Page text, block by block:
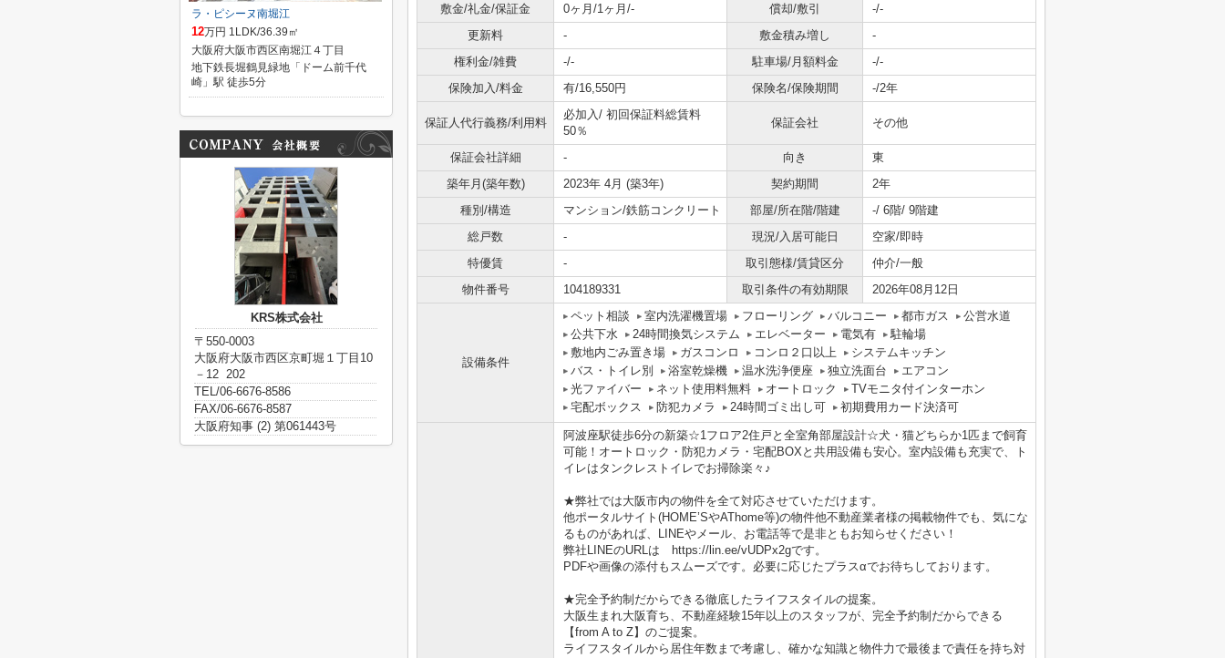
敷金/礼金/保証金
0ヶ月/1ヶ月/- 償却/敷引
-/-
更新料
- 敷金積み増し
-
権利金/雑費
-/- 駐車場/月額料金
-/-
保険加入/料金
有/16,550円 保険名/保険期間 -/2年
保証人代行義務/利用料
必加入/ 初回保証料総賃料
50％
保証会社 その他
保証会社詳細 - 向き
東
築年月(築年数)
2023年 4月 (築3年) 契約期間
2年
種別/構造
マンション/鉄筋コンクリート 部屋/所在階/階建
-/ 6階/ 9階建
総戸数
- 現況/入居可能日
空家/即時
特優賃
- 取引態様/賃貸区分
仲介/一般
物件番号
104189331 取引条件の有効期限 2026年08月12日
設備条件
ペット相談 室内洗濯機置場 フローリング バルコニー 都市ガス
公営水道
公共下水
24時間換気システム エレベーター 電気有
駐輪場
敷地内ごみ置き場
ガスコンロ コンロ２口以上
システムキッチン
バス・トイレ別
浴室乾燥機 温水洗浄便座 独立洗面台
エアコン
光ファイバー
ネット使用料無料 オートロック
TVモニタ付インターホン
宅配ボックス
防犯カメラ 24時間ゴミ出し可 初期費用カード決済可
阿波座駅徒歩6分の新築☆1フロア2住戸と全室角部屋設計☆犬・猫どちらか1匹まで飼育
可能！オートロック・防犯カメラ・宅配BOXと共用設備も安心。室内設備も充実で、ト
イレはタンクレストイレでお掃除楽々♪
★弊社では大阪市内の物件を全て対応させていただけます。
他ポータルサイト(HOME’SやAThome等)の物件他不動産業者様の掲載物件でも、気にな
るものがあれば、LINEやメール、お電話等で是非ともお知らせください！
弊社LINEのURLは https://lin.ee/vUDPx2gです。
PDFや画像の添付もスムーズです。必要に応じたプラスαでお待ちしております。
★完全予約制だからできる徹底したライフスタイルの提案。
大阪生まれ大阪育ち、不動産経験15年以上のスタッフが、完全予約制だからできる
【from A to Z】のご提案。
ライフスタイルから居住年数まで考慮し、確かな知識と物件力で最後まで責任を持ち対
ラ・ピシーヌ南堀江
12万円 1LDK/36.39㎡
大阪府大阪市西区南堀江４丁目
地下鉄長堀鶴見緑地「ドーム前千代
崎」駅 徒歩5分
KRS株式会社
〒550-0003
大阪府大阪市西区京町堀１丁目10
－12 202
TEL/06-6676-8586
FAX/06-6676-8587
大阪府知事 (2) 第061443号